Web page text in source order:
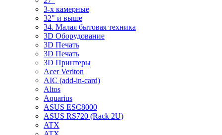
3-x камерные
32" и выше
34. Малая бытовая техника
3D Оборудование
3D Печать
3D Печать
3D Принтеры
Acer Veriton
AIC (add-in-card)
Altos
Aquarius
ASUS ESC8000
ASUS RS720 (Rack 2U)
ATX